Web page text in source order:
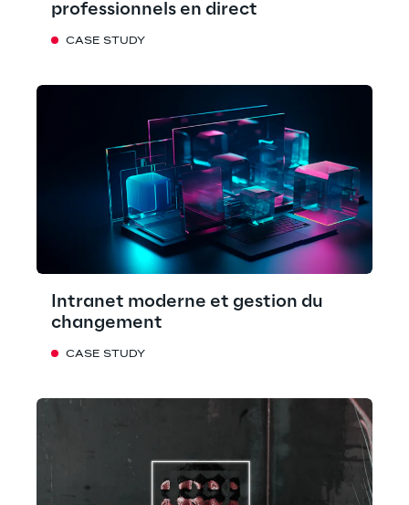
professionnels en direct
CASE STUDY
Intranet moderne et gestion du
changement
CASE STUDY